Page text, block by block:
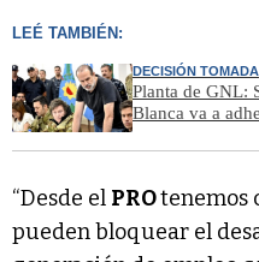
LEÉ TAMBIÉN:
DECISIÓN TOMADA
Planta de GNL:
Blanca va a
“Desde el PROtenemos
pueden bloquear el